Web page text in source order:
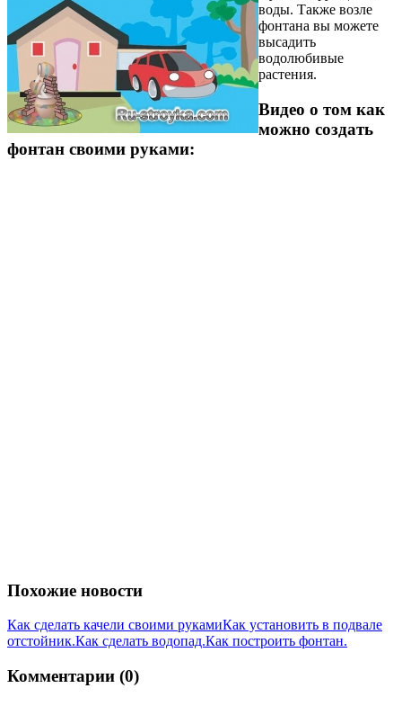
воды. Также возле
фонтана вы можете
высадить
водолюбивые
растения.
Видео о том как
можно создать
фонтан своими руками:
Похожие новости
Как сделать качели своими рукамиКак установить в подвале
отстойник.Как сделать водопад.Как построить фонтан.
Комментарии (0)